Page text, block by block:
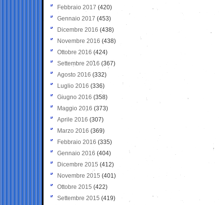
Febbraio 2017 (420)
Gennaio 2017 (453)
Dicembre 2016 (438)
Novembre 2016 (438)
Ottobre 2016 (424)
Settembre 2016 (367)
Agosto 2016 (332)
Luglio 2016 (336)
Giugno 2016 (358)
Maggio 2016 (373)
Aprile 2016 (307)
Marzo 2016 (369)
Febbraio 2016 (335)
Gennaio 2016 (404)
Dicembre 2015 (412)
Novembre 2015 (401)
Ottobre 2015 (422)
Settembre 2015 (419)